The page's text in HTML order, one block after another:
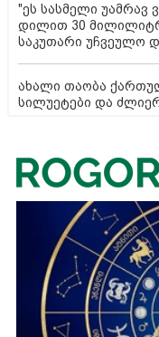
"ეს სასმელი უამრავ
დილით 30
საკუთარი უჩვეულო
ახალი თაობა
სილუეტები და